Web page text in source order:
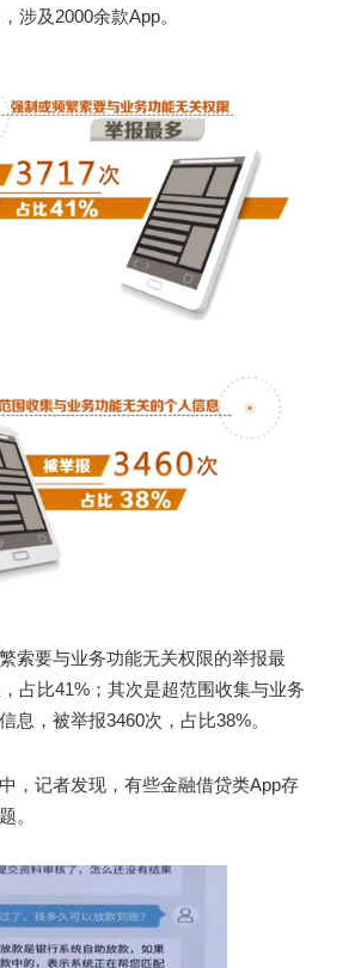
涉及2000余款App。
索要与业务功能无关权限的举报最
占比41%；其次是超范围收集与业务
息，被举报3460次，占比38%。
，记者发现，有些金融借贷类App存
。